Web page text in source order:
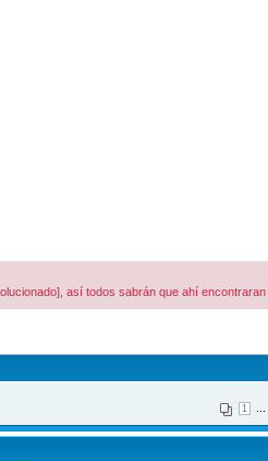
así todos sabrán que ahí
1